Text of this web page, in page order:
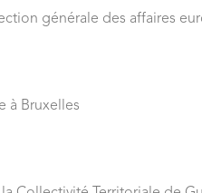
générale des affaires
à Bruxelles